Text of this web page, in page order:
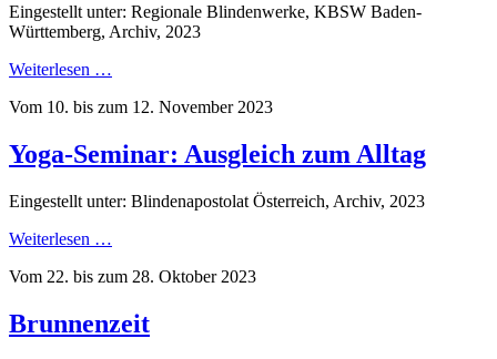
Eingestellt unter: Regionale Blindenwerke, KBSW Baden-
Württemberg, Archiv, 2023
Weiterlesen …
Vom 10. bis zum 12. November 2023
Yoga-Seminar: Ausgleich zum Alltag
Eingestellt unter: Blindenapostolat Österreich, Archiv, 2023
Weiterlesen …
Vom 22. bis zum 28. Oktober 2023
Brunnenzeit